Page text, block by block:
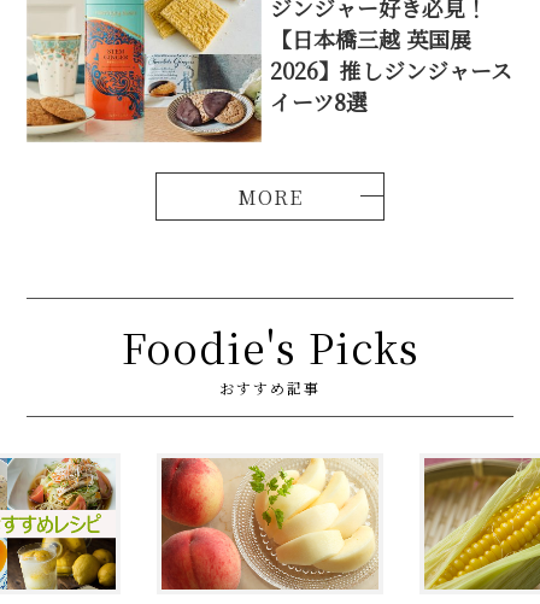
ジンジャー好き必見！
【日本橋三越 英国展
2026】推しジンジャース
イーツ8選
Foodie's Picks
おすすめ記事